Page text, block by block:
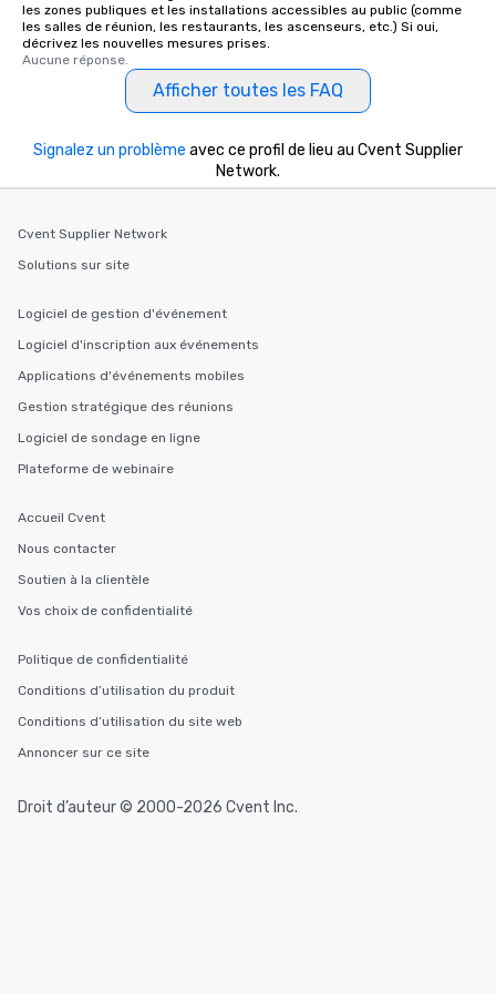
les zones publiques et les installations accessibles au public (comme
les salles de réunion, les restaurants, les ascenseurs, etc.) Si oui,
décrivez les nouvelles mesures prises.
Aucune réponse.
Afficher toutes les FAQ
Signalez un problème avec ce profil de lieu au Cvent Supplier
Network.
Cvent Supplier Network
Solutions sur site
Logiciel de gestion d'événement
Logiciel d'inscription aux événements
Applications d'événements mobiles
Gestion stratégique des réunions
Logiciel de sondage en ligne
Plateforme de webinaire
Accueil Cvent
Nous contacter
Soutien à la clientèle
Vos choix de confidentialité
Politique de confidentialité
Conditions d’utilisation du produit
Conditions d’utilisation du site web
Annoncer sur ce site
Droit d’auteur © 2000-2026 Cvent Inc.